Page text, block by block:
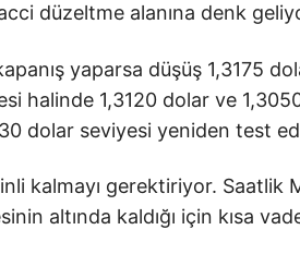
düzeltme alanına denk
yaparsa düşüş 1,3175
halinde 1,3120 dolar ve
dolar seviyesi yeniden test
kalmayı gerektiriyor. Saatlik
altında kaldığı için kısa